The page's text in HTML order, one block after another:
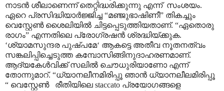
നാടൻ ശീലാണെന്ന് തെറ്റിദ്ധരിക്കുന്നു എന്ന് സംശയം.
ഏറെ പ്രസിദ്ധിയാർജ്ജിച്ച “മഞ്ജുഭാഷിണീ” തികച്ചും
വെസ്റ്റേൺ ശൈലിയിൽ ചിട്ടപ്പെടുത്തിയതാണ്. “ഏതൊരു
രാഗം” എന്നതിലെ പ്രോഗ്രഷൻ ശ്രദ്ധിയ്ക്കുക.
‘ശ്യാമസുന്ദര പുഷ്പമേ‘ ആകട്ടെ അതീവ നൂതനത്വം
സങ്കലിപ്പിച്ചെടുത്ത കമ്പോസിങ്ങിനുദാഹരണമാണ്.
ആദ്യകേൾവിക്ക് സലിൽ ചൌധുരിയാണോ എന്ന്
തോന്നുമാറ്. “ധ്യാനലീനമിരിപ്പൂ ഞാൻ ധ്യാനലീലമിരിപ്പൂ
“ വെസ്റ്റേൺ രീതിയിലെ staccato പ്രയോഗങ്ങളെ